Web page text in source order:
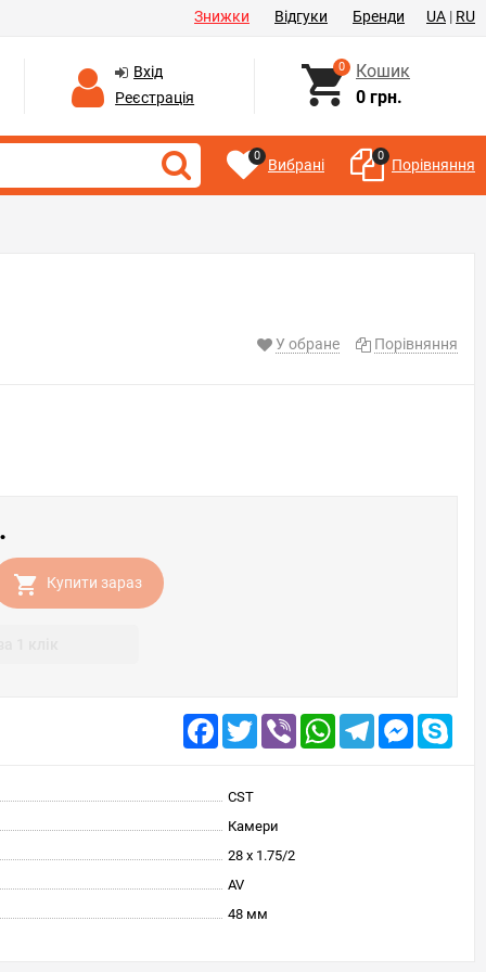
Знижки Відгуки Бренди UA | RU
Вхід
Реєстрація
0
Кошик
0 грн.
0 Вибрані 0 Порівняння
У обране Порівняння
Купити зараз
Facebook
TwitterViber WhatsAppTelegram
CST
Камери
28 x 1.75/2
AV
48 мм